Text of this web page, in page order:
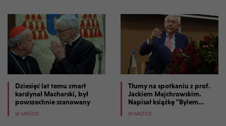
Dziesięć lat temu zmarł
kardynał Macharski, był
powszechnie szanowany
W MIEŚCIE
Tłumy na spotkaniu z prof.
Jackiem Majchrowskim.
Napisał książkę "Bylem
prezydentem Krakowa"
W MIEŚCIE